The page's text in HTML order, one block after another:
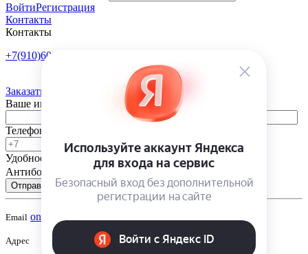
ВойтиРегистрация
Контакты
Контакты
+7(910)601-10-10
Заказать обратный звонок
Ваше имя
Телефон
Удобное время
-
Антибот
Отправить
Email onsad@onsad.ru
Адрес